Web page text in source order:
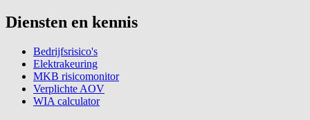
Diensten en kennis
Bedrijfsrisico's
Elektrakeuring
MKB risicomonitor
Verplichte AOV
WIA calculator